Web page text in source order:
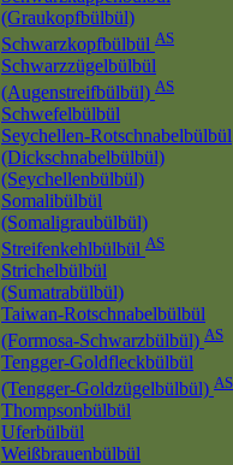
(Graukopfbülbül)
Schwarzkopfbülbül AS
Schwarzzügelbülbül
(Augenstreifbülbül) AS
Schwefelbülbül
Seychellen-Rotschnabelbülbül
(Dickschnabelbülbül)
(Seychellenbülbül)
Somalibülbül
(Somaligraubülbül)
Streifenkehlbülbül AS
Strichelbülbül
(Sumatrabülbül)
Taiwan-Rotschnabelbülbül
(Formosa-Schwarzbülbül) AS
Tengger-Goldfleckbülbül
(Tengger-Goldzügelbülbül) AS
Thompsonbülbül
Uferbülbül
Weißbrauenbülbül